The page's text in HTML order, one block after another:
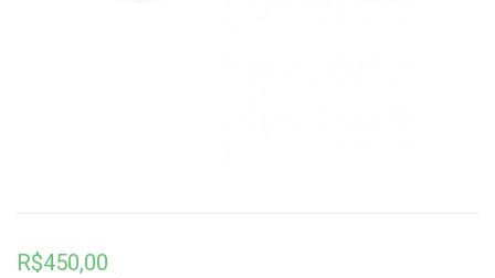
R$450,00